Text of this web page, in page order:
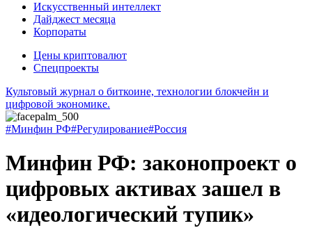
Искусственный интеллект
Дайджест месяца
Корпораты
Цены криптовалют
Спецпроекты
Культовый журнал о биткоине, технологии блокчейн и
цифровой экономике.
#Минфин РФ#Регулирование#Россия
Минфин РФ: законопроект о
цифровых активах зашел в
«идеологический тупик»